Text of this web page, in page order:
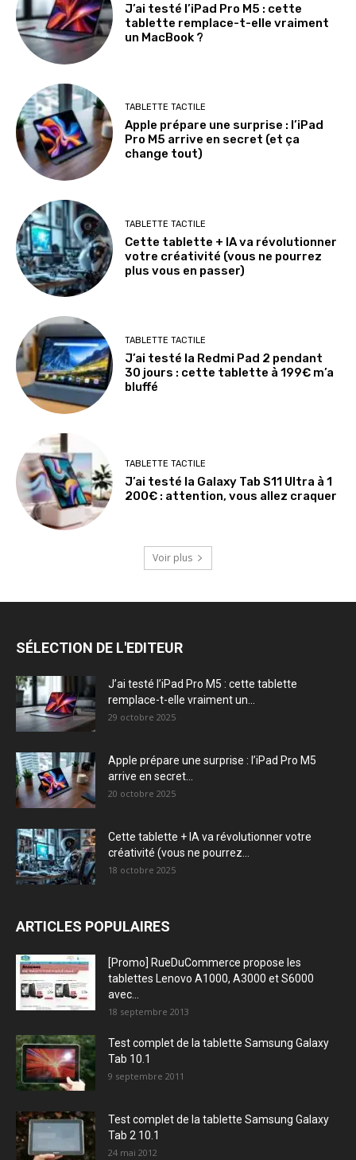
J’ai testé l’iPad Pro M5 : cette
tablette remplace-t-elle vraiment
un MacBook ?
TABLETTE TACTILE
Apple prépare une surprise : l’iPad
Pro M5 arrive en secret (et ça
change tout)
TABLETTE TACTILE
Cette tablette + IA va révolutionner
votre créativité (vous ne pourrez
plus vous en passer)
TABLETTE TACTILE
J’ai testé la Redmi Pad 2 pendant
30 jours : cette tablette à 199€ m’a
bluffé
TABLETTE TACTILE
J’ai testé la Galaxy Tab S11 Ultra à 1
200€ : attention, vous allez craquer
Voir plus
SÉLECTION DE L'EDITEUR
J’ai testé l’iPad Pro M5 : cette tablette
remplace-t-elle vraiment un...
29 octobre 2025
Apple prépare une surprise : l’iPad Pro M5
arrive en secret...
20 octobre 2025
Cette tablette + IA va révolutionner votre
créativité (vous ne pourrez...
18 octobre 2025
ARTICLES POPULAIRES
[Promo] RueDuCommerce propose les
tablettes Lenovo A1000, A3000 et S6000
avec...
18 septembre 2013
Test complet de la tablette Samsung Galaxy
Tab 10.1
9 septembre 2011
Test complet de la tablette Samsung Galaxy
Tab 2 10.1
24 mai 2012